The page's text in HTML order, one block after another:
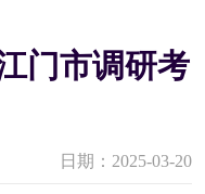
门市调研考
日期：2025-03-20